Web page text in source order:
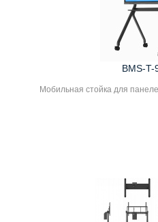
BMS-T-
Мобильная стойка для